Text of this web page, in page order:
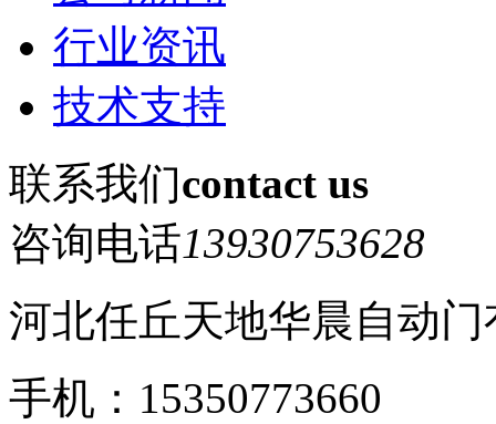
行业资讯
技术支持
联系我们contact us
咨询电话13930753628
河北任丘天地华晨自动
手机：15350773660